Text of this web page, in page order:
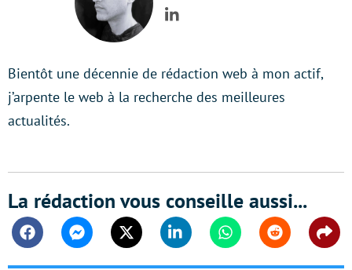
LinkedIn
Bientôt une décennie de rédaction web à mon actif,
j’arpente le web à la recherche des meilleures
actualités.
La rédaction vous conseille aussi...
FacebookMessengerTwitter Linkedin WhatsappReddit